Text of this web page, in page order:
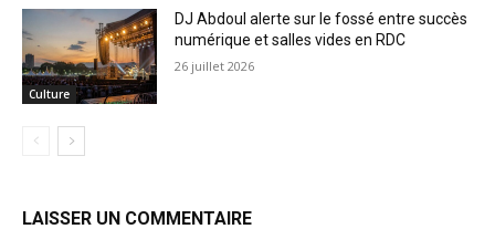
Culture
DJ Abdoul alerte sur le fossé entre succès
numérique et salles vides en RDC
26 juillet 2026
LAISSER UN COMMENTAIRE